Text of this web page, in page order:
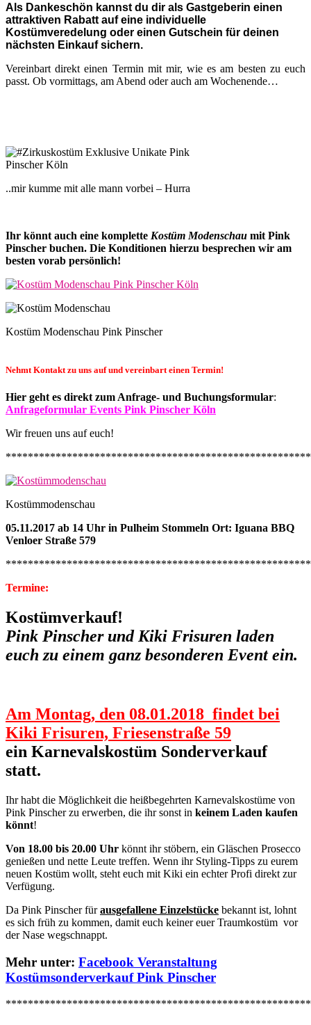
Als Dankeschön kannst du dir als Gastgeberin einen
attraktiven Rabatt auf eine individuelle
Kostümveredelung oder einen Gutschein für deinen
nächsten Einkauf sichern.
Vereinbart direkt einen Termin mit mir, wie es am besten zu euch
passt. Ob vormittags, am Abend oder auch am Wochenende…
..mir kumme mit alle mann vorbei – Hurra
Ihr könnt auch eine komplette Kostüm Modenschau mit Pink
Pinscher buchen. Die Konditionen hierzu besprechen wir am
besten vorab persönlich!
Kostüm Modenschau Pink Pinscher
Nehmt Kontakt zu uns auf und vereinbart einen Termin!
Hier geht es direkt zum Anfrage- und Buchungsformular:
Anfrageformular Events Pink Pinscher Köln
Wir freuen uns auf euch!
Kostümmodenschau
05.11.2017 ab 14 Uhr in Pulheim Stommeln Ort: Iguana BBQ
Venloer Straße 579
Termine:
Kostümverkauf!
Pink Pinscher und Kiki Frisuren laden
euch zu einem ganz besonderen Event ein.
Am Montag, den 08.01.2018 findet bei
Kiki Frisuren, Friesenstraße 59
ein Karnevalskostüm Sonderverkauf
statt.
Ihr habt die Möglichkeit die heißbegehrten Karnevalskostüme von
Pink Pinscher zu erwerben, die ihr sonst in keinem Laden kaufen
könnt!
Von 18.00 bis 20.00 Uhr könnt ihr stöbern, ein Gläschen Prosecco
genießen und nette Leute treffen. Wenn ihr Styling-Tipps zu eurem
neuen Kostüm wollt, steht euch mit Kiki ein echter Profi direkt zur
Verfügung.
Da Pink Pinscher fürausgefallene Einzelstücke bekannt ist, lohnt
es sich früh zu kommen, damit euch keiner euer Traumkostüm vor
der Nase wegschnappt.
Mehr unter: Facebook Veranstaltung
Kostümsonderverkauf Pink Pinscher